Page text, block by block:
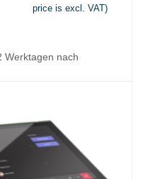
price is excl. VAT)
Werktagen nach